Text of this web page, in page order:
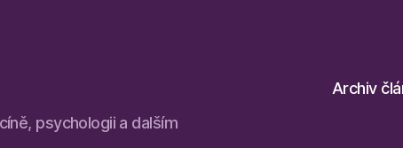
psychologii a dalším
Archiv